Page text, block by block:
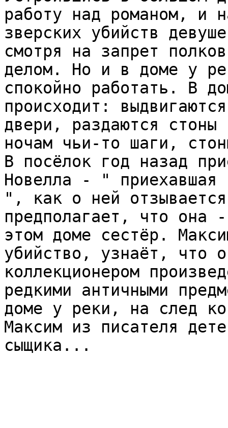
работу над романом, и
зверских убийств
смотря на запрет
делом. Но и в доме у
спокойно работать. В
происходит:
двери, раздаются
ночам чьи-то шаги,
В посёлок год назад
Новелла - " приехавшая
", как о ней
предполагает, что она
этом доме сестёр.
убийство, узнаёт, что
коллекционером
редкими античными
доме у реки, на след
Максим из писателя
сыщика...